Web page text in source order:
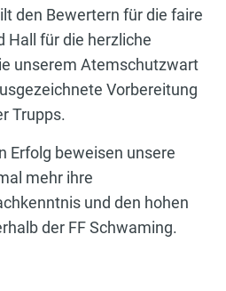
den Bewertern für die faire
Hall für die herzliche
unserem Atemschutzwart
Vorbereitung
Trupps.
Erfolg beweisen unsere
mehr ihre
und den hohen
der FF Schwaming.